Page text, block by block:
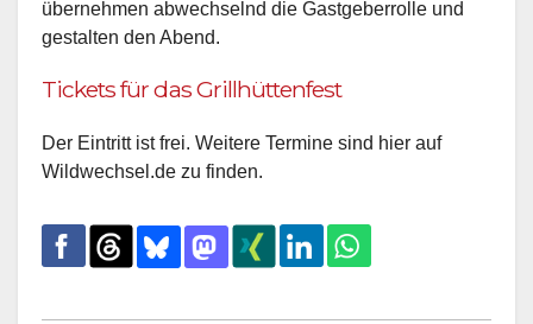
gestalten den Abend.
Tickets für das Grillhüttenfest
Der Eintritt ist frei. Weitere Termine sind hier auf
Wildwechsel.de zu finden.